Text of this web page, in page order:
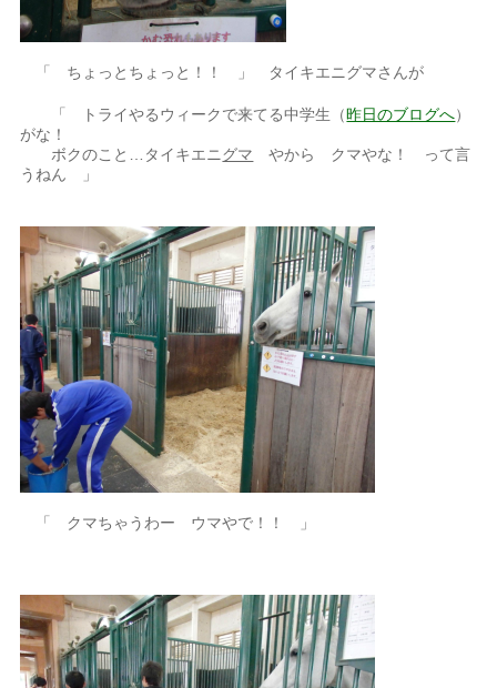
「 ちょっとちょっと！！ 」 タイキエニグマさんが
「 トライやるウィークで来てる中学生（昨日のブログへ）
がな！
ボクのこと…タイキエニグマ やから クマやな！ って言
うねん 」
「 クマちゃうわー ウマやで！！ 」